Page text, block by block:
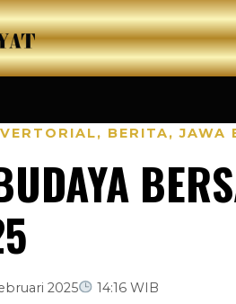
, BERITA,JAWA
2025 14:16 WIB